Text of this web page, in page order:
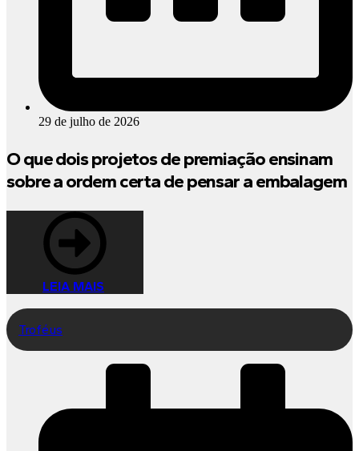
29 de julho de 2026
O que dois projetos de premiação ensinam
sobre a ordem certa de pensar a embalagem
LEIA MAIS
Troféus